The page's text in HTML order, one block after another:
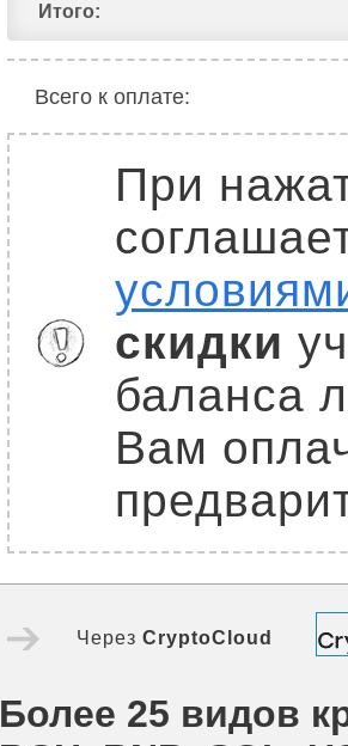
Итого:
Всего к оплате:
При
скидки
баланса
Вам
Через CryptoCloud
Более 25 видов